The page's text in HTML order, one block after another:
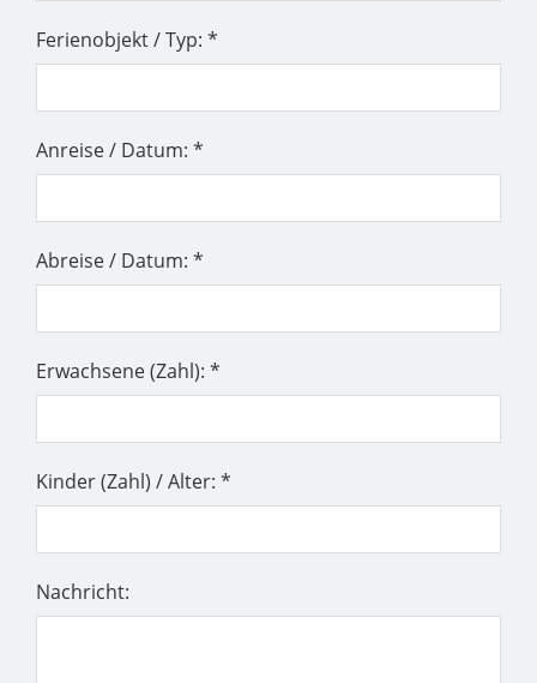
Ferienobjekt / Typ: *
Anreise / Datum: *
Abreise / Datum: *
Erwachsene (Zahl): *
Kinder (Zahl) / Alter: *
Nachricht: